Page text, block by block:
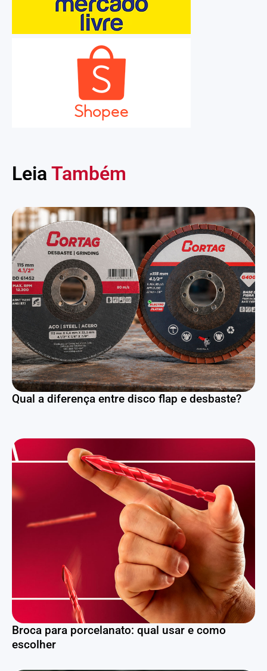
Leia Também
Qual a diferença entre disco flap e desbaste?
Broca para porcelanato: qual usar e como
escolher